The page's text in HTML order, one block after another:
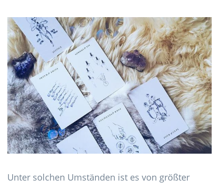
Unter solchen Umständen ist es von größter